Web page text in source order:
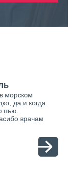
морском
да и когда
пью.
врачам